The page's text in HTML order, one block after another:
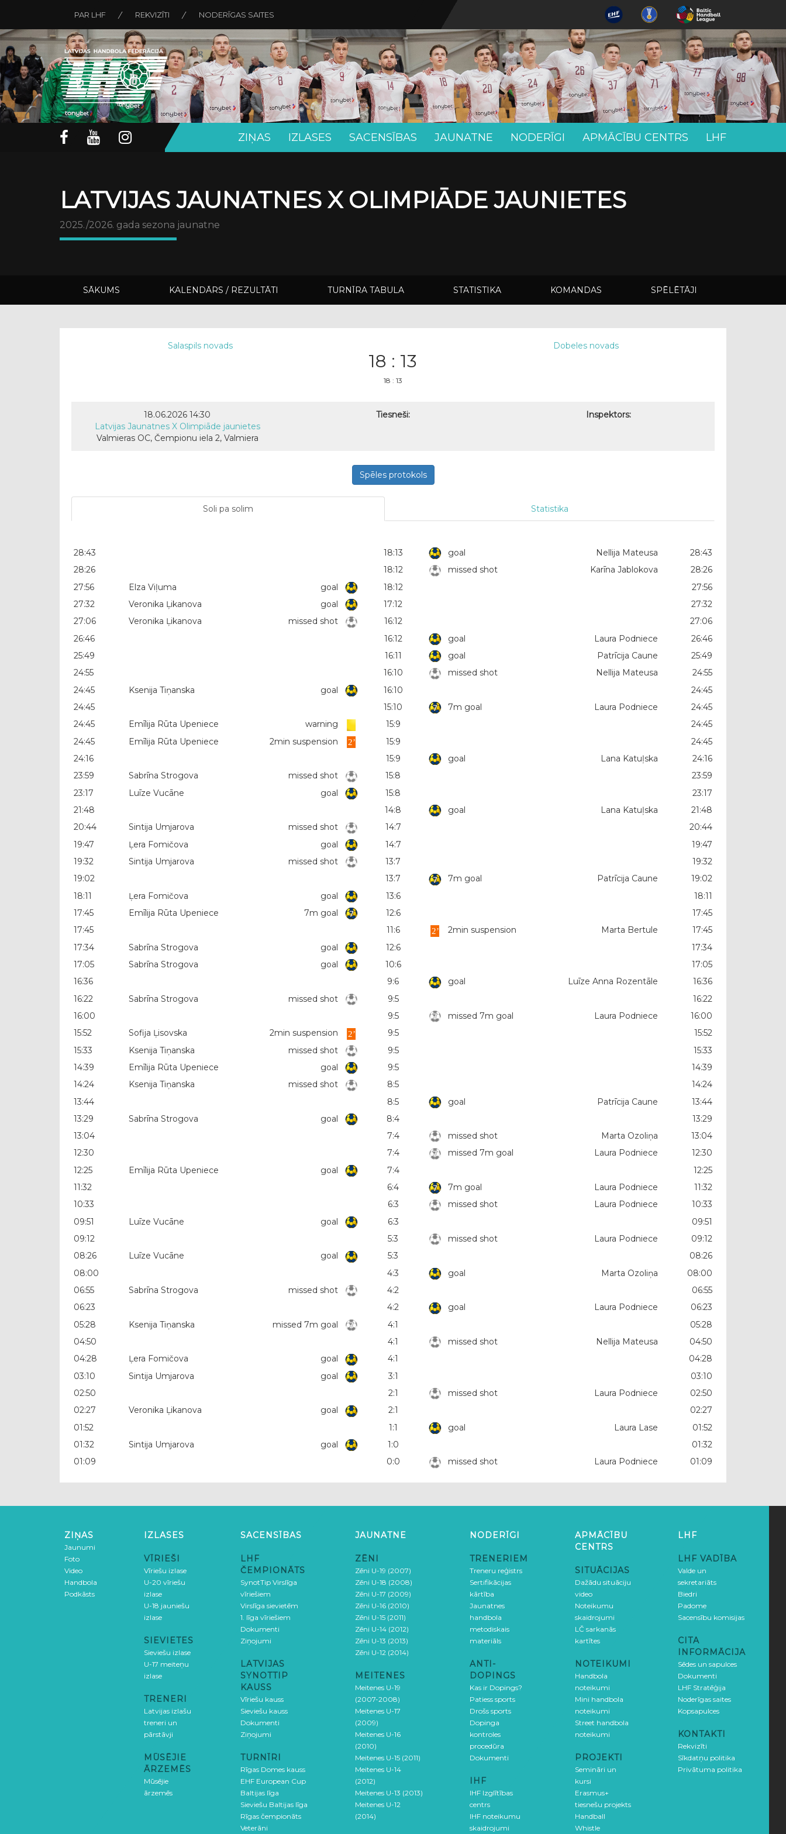
PAR LHF REKVIZĪTI NODERĪGAS SAITES
ZIŅAS IZLASES SACENSĪBAS JAUNATNE NODERĪGI APMĀCĪBU CENTRS LHF
LATVIJAS JAUNATNES X OLIMPIĀDE JAUNIETES
2025./2026. gada sezona jaunatne
SĀKUMS KALENDĀRS / REZULTĀTI TURNĪRA TABULA STATISTIKA KOMANDAS SPĒLĒTĀJI
Salaspils novads
18 : 13
18 : 13
Dobeles novads
18.06.2026 14:30
Latvijas Jaunatnes X Olimpiāde jaunietes
Valmieras OC, Čempionu iela 2, Valmiera
Tiesneši: Inspektors:
Spēles protokols
Soli pa solim Statistika
28:43 18:13 goal Nellija Mateusa
28:43
28:26
18:12 missed shot Karīna Jablokova
28:26
27:56
Elza Viļuma goal 18:12
27:56
27:32
Veronika Ļikanova goal 17:12
27:32
27:06
Veronika Ļikanova missed shot 16:12
27:06
26:46
16:12 goal Laura Podniece
26:46
25:49
16:11 goal Patrīcija Caune
25:49
24:55
16:10 missed shot Nellija Mateusa
24:55
24:45
Ksenija Tiņanska goal 16:10
24:45
24:45
15:10 7m goal Laura Podniece
24:45
24:45
Emīlija Rūta Upeniece warning 15:9
24:45
24:45
Emīlija Rūta Upeniece 2min suspension 15:9
24:45
24:16
15:9 goal Lana Katuļska
24:16
23:59
Sabrīna Strogova missed shot 15:8
23:59
23:17
Luīze Vucāne goal 15:8
23:17
21:48
14:8 goal Lana Katuļska
21:48
20:44
Sintija Umjarova missed shot 14:7
20:44
19:47
Ļera Fomičova goal 14:7
19:47
19:32
Sintija Umjarova missed shot 13:7
19:32
19:02
13:7 7m goal Patrīcija Caune
19:02
18:11
Ļera Fomičova goal 13:6
18:11
17:45
Emīlija Rūta Upeniece 7m goal 12:6
17:45
17:45
11:6 2min suspension Marta Bertule
17:45
17:34
Sabrīna Strogova goal 12:6
17:34
17:05
Sabrīna Strogova goal 10:6
17:05
16:36
9:6 goal Luīze Anna Rozentāle
16:36
16:22
Sabrīna Strogova missed shot 9:5
16:22
16:00
9:5 missed 7m goal Laura Podniece
16:00
15:52
Sofija Ļisovska 2min suspension 9:5
15:52
15:33
Ksenija Tiņanska missed shot 9:5
15:33
14:39
Emīlija Rūta Upeniece goal 9:5
14:39
14:24
Ksenija Tiņanska missed shot 8:5
14:24
13:44
8:5 goal Patrīcija Caune
13:44
13:29
Sabrīna Strogova goal 8:4
13:29
13:04
7:4 missed shot Marta Ozoliņa
13:04
12:30
7:4 missed 7m goal Laura Podniece
12:30
12:25
Emīlija Rūta Upeniece goal 7:4
12:25
11:32
6:4 7m goal Laura Podniece
11:32
10:33
6:3 missed shot Laura Podniece
10:33
09:51
Luīze Vucāne goal 6:3
09:51
09:12
5:3 missed shot Laura Podniece
09:12
08:26
Luīze Vucāne goal 5:3
08:26
08:00
4:3 goal Marta Ozoliņa
08:00
06:55
Sabrīna Strogova missed shot 4:2
06:55
06:23
4:2 goal Laura Podniece
06:23
05:28
Ksenija Tiņanska missed 7m goal 4:1
05:28
04:50
4:1 missed shot Nellija Mateusa
04:50
04:28
Ļera Fomičova goal 4:1
04:28
03:10
Sintija Umjarova goal 3:1
03:10
02:50
2:1 missed shot Laura Podniece
02:50
02:27
Veronika Ļikanova goal 2:1
02:27
01:52
1:1 goal Laura Lase
01:52
01:32
Sintija Umjarova goal 1:0
01:32
01:09
0:0 missed shot Laura Podniece 01:09
ZIŅAS
Jaunumi
Foto
Video
Handbola
Podkāsts
IZLASES
VĪRIEŠI
Vīriešu izlase
U-20 vīriešu
izlase
U-18 jauniešu
izlase
SIEVIETES
Sieviešu izlase
U-17 meiteņu
izlase
TRENERI
Latvijas izlašu
treneri un
pārstāvji
MŪSĒJIE
ĀRZEMĒS
Mūsējie
ārzemēs
SACENSĪBAS
LHF
ČEMPIONĀTS
SynotTip Virslīga
vīriešiem
Virslīga sievietēm
1. līga vīriešiem
Dokumenti
Ziņojumi
LATVIJAS
SYNOTTIP
KAUSS
Vīriešu kauss
Sieviešu kauss
Dokumenti
Ziņojumi
TURNĪRI
Rīgas Domes kauss
EHF European Cup
Baltijas līga
Sieviešu Baltijas līga
Rīgas čempionāts
Veterāni
JAUNATNE
ZĒNI
Zēni U-19 (2007)
Zēni U-18 (2008)
Zēni U-17 (2009)
Zēni U-16 (2010)
Zēni U-15 (2011)
Zēni U-14 (2012)
Zēni U-13 (2013)
Zēni U-12 (2014)
MEITENES
Meitenes U-19
(2007-2008)
Meitenes U-17
(2009)
Meitenes U-16
(2010)
Meitenes U-15 (2011)
Meitenes U-14
(2012)
Meitenes U-13 (2013)
Meitenes U-12
(2014)
NODERĪGI
TRENERIEM
Treneru reģistrs
Sertifikācijas
kārtība
Jaunatnes
handbola
metodiskais
materiāls
ANTI-
DOPINGS
Kas ir Dopings?
Patiess sports
Drošs sports
Dopinga
kontroles
procedūra
Dokumenti
IHF
IHF Izglītības
centrs
IHF noteikumu
skaidrojumi
APMĀCĪBU
CENTRS
SITUĀCIJAS
Dažādu situāciju
video
Noteikumu
skaidrojumi
LČ sarkanās
kartītes
NOTEIKUMI
Handbola
noteikumi
Mini handbola
noteikumi
Street handbola
noteikumi
PROJEKTI
Semināri un
kursi
Erasmus+
tiesnešu projekts
Handball
Whistle
LHF
LHF VADĪBA
Valde un
sekretariāts
Biedri
Padome
Sacensību komisijas
CITA
INFORMĀCIJA
Sēdes un sapulces
Dokumenti
LHF Stratēģija
Noderīgas saites
Kopsapulces
KONTAKTI
Rekvizīti
Sīkdatņu politika
Privātuma politika